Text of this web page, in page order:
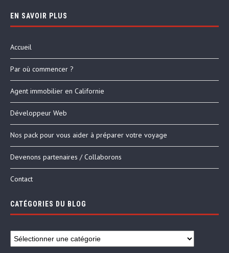
EN SAVOIR PLUS
Accueil
Par où commencer ?
Agent immobilier en Californie
Développeur Web
Nos pack pour vous aider à préparer votre voyage
Devenons partenaires / Collaborons
Contact
CATÉGORIES DU BLOG